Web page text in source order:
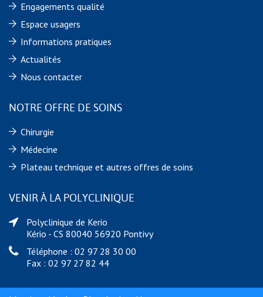
Engagements qualité
Espace usagers
Informations pratiques
Actualités
Nous contacter
NOTRE OFFRE DE SOINS
Chirurgie
Médecine
Plateau technique et autres offres de soins
VENIR À LA POLYCLINIQUE
Polyclinique de Kerio
Kério - CS 80040 56920 Pontivy
Téléphone : 02 97 28 30 00
Fax : 02 97 27 82 44